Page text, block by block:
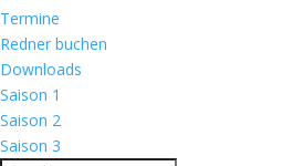
Termine
Redner buchen
Downloads
Saison 1
Saison 2
Saison 3